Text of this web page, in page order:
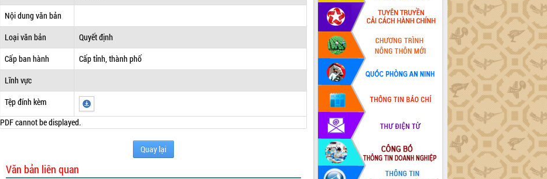
Nội dung văn bản
Loại văn bản
Quyết định
Cấp ban hành
Cấp tỉnh, thành phố
Lĩnh vực
Tệp đính kèm
PDF cannot be displayed.
Quay lại
Văn bản liên quan